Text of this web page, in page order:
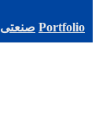
Portfolio صنعتی